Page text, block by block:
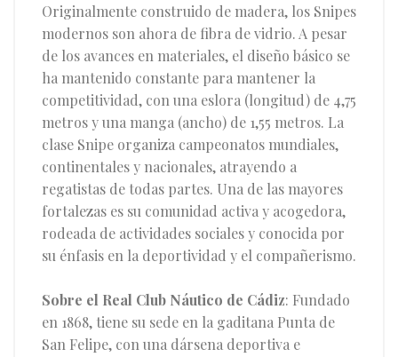
Originalmente construido de madera, los Snipes
modernos son ahora de fibra de vidrio. A pesar
de los avances en materiales, el diseño básico se
ha mantenido constante para mantener la
competitividad, con una eslora (longitud) de 4,75
metros y una manga (ancho) de 1,55 metros. La
clase Snipe organiza campeonatos mundiales,
continentales y nacionales, atrayendo a
regatistas de todas partes. Una de las mayores
fortalezas es su comunidad activa y acogedora,
rodeada de actividades sociales y conocida por
su énfasis en la deportividad y el compañerismo.
Sobre el Real Club Náutico de Cádiz: Fundado
en 1868, tiene su sede en la gaditana Punta de
San Felipe, con una dársena deportiva e